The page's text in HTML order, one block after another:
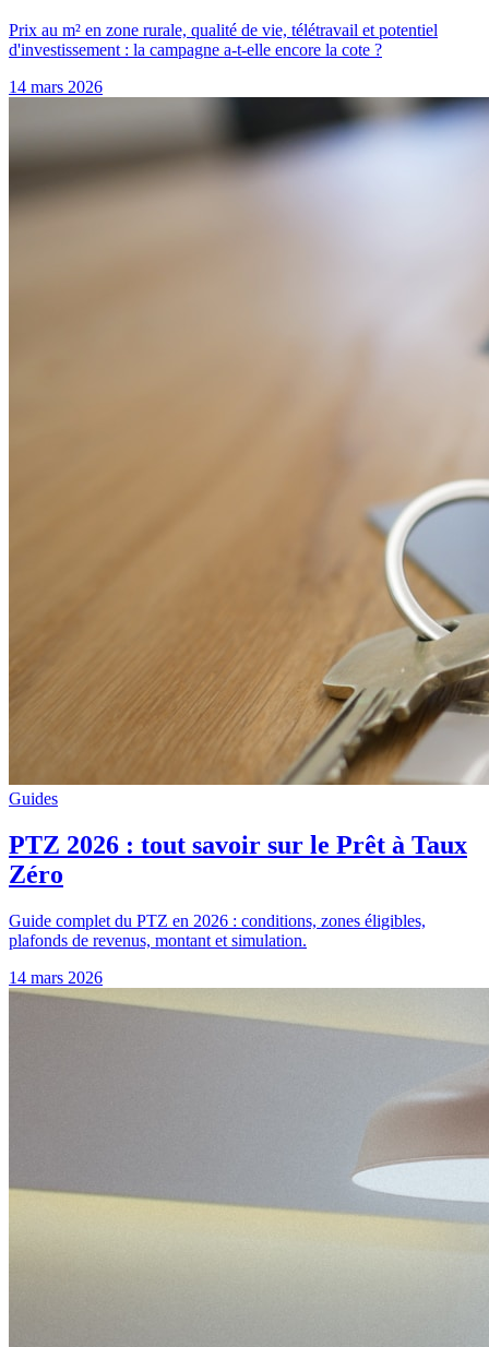
Prix au m² en zone rurale, qualité de vie, télétravail et potentiel
d'investissement : la campagne a-t-elle encore la cote ?
14 mars 2026
Guides
PTZ 2026 : tout savoir sur le Prêt à Taux
Zéro
Guide complet du PTZ en 2026 : conditions, zones éligibles,
plafonds de revenus, montant et simulation.
14 mars 2026